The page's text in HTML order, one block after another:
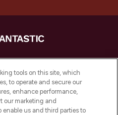
Europas ultimativer
mit den besten
und Haarpflege
von über 200
Shoppe online
mit kostenloser
tools on this site, which
to operate and secure our
enhance performance,
our marketing and
us and third parties to